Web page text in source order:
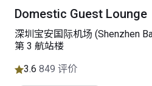
Domestic Guest Lounge
深圳宝安国际机场 (Shenzhen
第 3 航站楼
3.6 849 评价